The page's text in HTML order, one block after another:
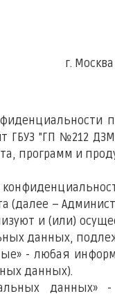
г.
ГБУЗ "ГП №212
программ и
(далее –
и (или)
данных,
- любая
данных).